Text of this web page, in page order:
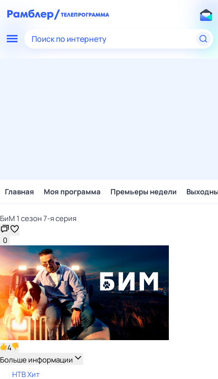
Поиск по интернету
Главная Моя программа Премьеры недели
БиМ 1 сезон 7-я серия
0
4
Больше информации
НТВ Хит